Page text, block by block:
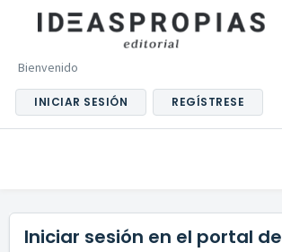
Bienvenido
INICIAR SESIÓN REGÍSTRESE
Iniciar sesión en el portal de